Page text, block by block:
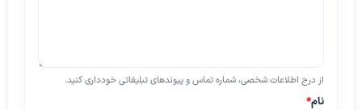
از درج اطلاعات شخصی، شماره تماس و پیوندهای تبلیغاتی خودداری کنید.
نام*